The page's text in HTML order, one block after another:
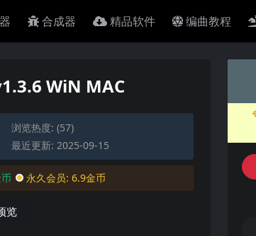
合成器 精品软件 编曲教程
WiN MAC
浏览热度: (57)
最近更新: 2025-09-15
永久会员: 6.9金币
览